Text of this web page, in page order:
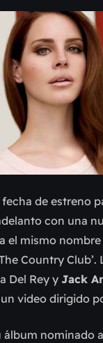
de estreno
con una
el mismo
Country
Del Rey y Jack
video dirigido
álbum nominado